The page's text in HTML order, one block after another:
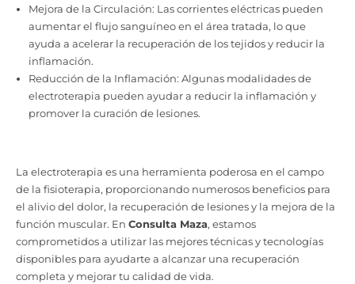
Mejora de la Circulación: Las corrientes eléctricas pueden
aumentar el flujo sanguíneo en el área tratada, lo que
ayuda a acelerar la recuperación de los tejidos y reducir la
inflamación.
Reducción de la Inflamación: Algunas modalidades de
electroterapia pueden ayudar a reducir la inflamación y
promover la curación de lesiones.
La electroterapia es una herramienta poderosa en el campo
de la fisioterapia, proporcionando numerosos beneficios para
el alivio del dolor, la recuperación de lesiones y la mejora de la
función muscular. En Consulta Maza, estamos
comprometidos a utilizar las mejores técnicas y tecnologías
disponibles para ayudarte a alcanzar una recuperación
completa y mejorar tu calidad de vida.